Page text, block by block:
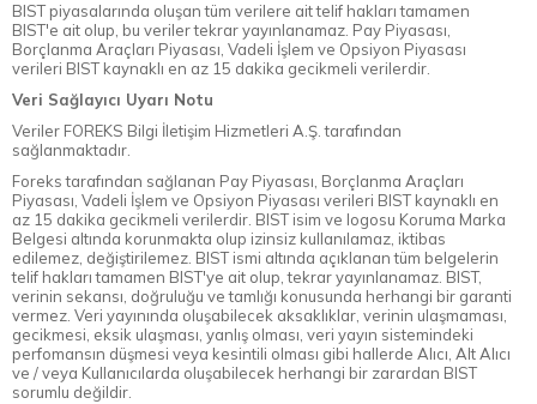
BIST piyasalarında oluşan tüm verilere ait telif hakları tamamen
BIST'e ait olup, bu veriler tekrar yayınlanamaz. Pay Piyasası,
Borçlanma Araçları Piyasası, Vadeli İşlem ve Opsiyon Piyasası
verileri BIST kaynaklı en az 15 dakika gecikmeli verilerdir.
Veri Sağlayıcı Uyarı Notu
Veriler FOREKS Bilgi İletişim Hizmetleri A.Ş. tarafından
sağlanmaktadır.
Foreks tarafından sağlanan Pay Piyasası, Borçlanma Araçları
Piyasası, Vadeli İşlem ve Opsiyon Piyasası verileri BIST kaynaklı en
az 15 dakika gecikmeli verilerdir. BIST isim ve logosu Koruma Marka
Belgesi altında korunmakta olup izinsiz kullanılamaz, iktibas
edilemez, değiştirilemez. BIST ismi altında açıklanan tüm belgelerin
telif hakları tamamen BIST'ye ait olup, tekrar yayınlanamaz. BIST,
verinin sekansı, doğruluğu ve tamlığı konusunda herhangi bir garanti
vermez. Veri yayınında oluşabilecek aksaklıklar, verinin ulaşmaması,
gecikmesi, eksik ulaşması, yanlış olması, veri yayın sistemindeki
perfomansın düşmesi veya kesintili olması gibi hallerde Alıcı, Alt Alıcı
ve / veya Kullanıcılarda oluşabilecek herhangi bir zarardan BIST
sorumlu değildir.